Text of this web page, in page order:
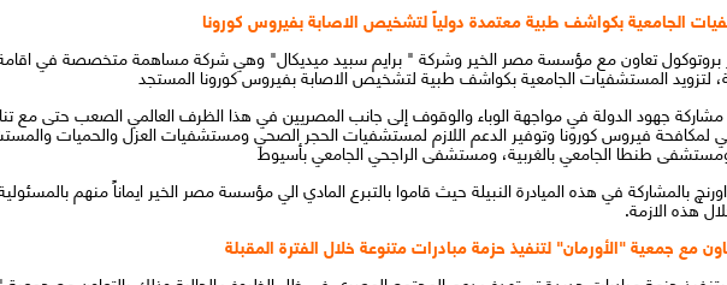
تعاون مع مؤسسة مصر الخير وشركة " برايم سبيد ميديكال" وهي شركة مساهمة متخصصة في
لتزويد المستشفيات الجامعية بكواشف طبية لتشخيص الاصابة بفيروس كورونا المستجد
جهود الدولة في مواجهة الوباء والوقوف إلى جانب المصريين في هذا الظرف العالمي الصعب حتى مع
لمكافحة فيروس كورونا وتوفير الدعم اللازم لمستشفيات الحجر الصحي ومستشفيات العزل والحميات
ومستشفى طنطا الجامعي بالغربية، ومستشفى الراجحي الجامعي بأسيوط
بالمشاركة في هذه الميادرة النبيلة حيث قاموا بالتبرع المادي الي مؤسسة مصر الخير ايماناً منهم
هذه الازمة.